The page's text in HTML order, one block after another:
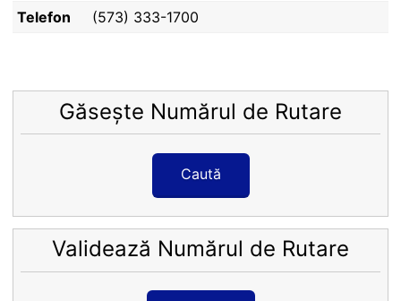
Telefon
(573) 333-1700
Găsește Numărul de Rutare
Caută
Validează Numărul de Rutare